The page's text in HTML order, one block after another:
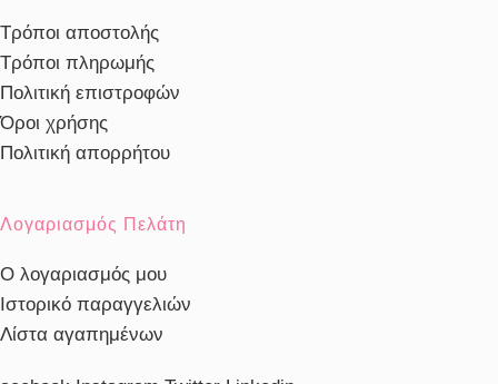
Τρόποι αποστολής
Τρόποι πληρωμής
Πολιτική επιστροφών
Όροι χρήσης
Πολιτική απορρήτου
Λογαριασμός Πελάτη
Ο λογαριασμός μου
Ιστορικό παραγγελιών
Λίστα αγαπημένων